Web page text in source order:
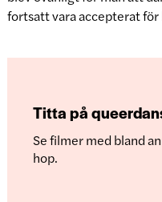
fortsatt vara accepterat för
Titta på
Se filmer med bland
hop.